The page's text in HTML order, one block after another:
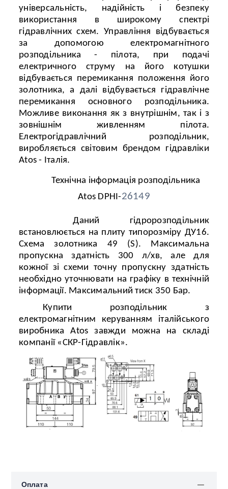
універсальність, надійність і безпеку
використання в широкому спектрі
гідравлічних схем. Управління відбувається
за допомогою електромагнітного
розподільника - пілота, при подачі
електричного струму на його котушки
відбувається перемикання положення його
золотника, а далі відбувається гідравлічне
перемикання основного розподільника.
Можливе виконання як з внутрішнім, так і з
зовнішнім живленням пілота.
Електрогідравлічний розподільник,
виробляється світовим брендом гідравліки
Atos - Італія.
Технічна інформація розподільника
Atos DPHI-26149
Даний гідророзподільник
встановлюється на плиту типорозміру ДУ16.
Схема золотника 49 (S). Максимальна
пропускна здатність 300 л/хв, але для
кожної зі схеми точну пропускну здатність
необхідно уточнювати на графіку в технічній
інформації. Максимальний тиск 350 Бар.
Купити розподільник з
електромагнітним керуванням італійського
виробника Atos завжди можна на складі
компанії «СКР-Гідравлік».
Оплата